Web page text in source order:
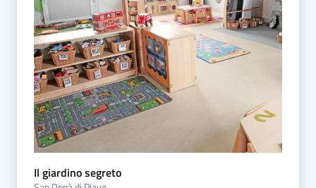
Il giardino segreto